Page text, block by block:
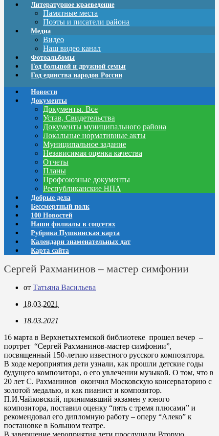
Литературное краеведение
Памятные места
Поэты и писатели района
Медиа
Видео
Наш видео канал
Фотоальбомы
Год большой и дружной семьи
Год единства народов России
Новости
Документы
Документы. Все
Устав, Свидетельства
Документы муниципального района
Локальные нормативные акты
Муниципальное задание
Независимая оценка качества
Отчеты
Планы
Профсоюзные документы
Республиканские НПА
Добрые дела
Бессмертный полк
100 Новостей
Наши филиалы в соцсетях
Рубрика Пушкинская карта
Календари знаменательных дат
Карта сайта
Сергей Рахманинов – мастер симфонии
от Татьяна Васильева
18.03.2021
18.03.2021
16 марта в Верхнетыхтемской библиотеке прошел вечер –
портрет “Сергей Рахманинов-мастер симфонии”,
посвященный 150-летию известного русского композитора.
В ходе мероприятия дети узнали, как прошли детские годы
будущего композитора, о его увлечении музыкой. О том, что в
20 лет С. Рахманинов окончил Московскую консерваторию с
золотой медалью, и как пианист и композитор.
П.И.Чайковский, принимавший экзамен у юного
композитора, поставил оценку “пять с тремя плюсами” и
рекомендовал его дипломную работу – оперу “Алеко” к
постановке в Большом театре.
В завершение мероприятия дети прослушали Вторую